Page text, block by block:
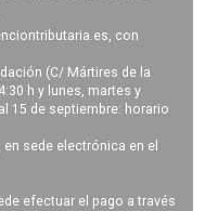
, con
(C/ Mártires de la
h y lunes, martes y
15 de septiembre: horario
sede electrónica en el
efectuar el pago a través